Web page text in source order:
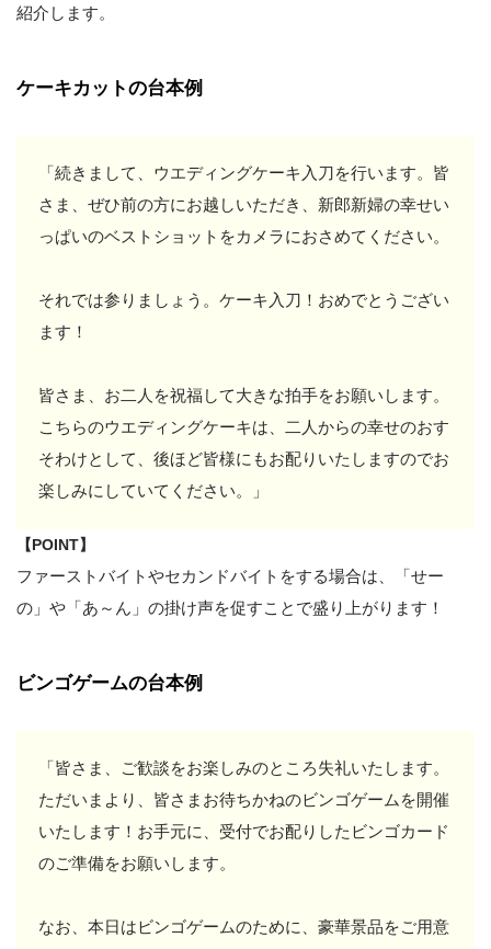
紹介します。
ケーキカットの台本例
「続きまして、ウエディングケーキ入刀を行います。皆
さま、ぜひ前の方にお越しいただき、新郎新婦の幸せい
っぱいのベストショットをカメラにおさめてください。
それでは参りましょう。ケーキ入刀！おめでとうござい
ます！
皆さま、お二人を祝福して大きな拍手をお願いします。
こちらのウエディングケーキは、二人からの幸せのおす
そわけとして、後ほど皆様にもお配りいたしますのでお
楽しみにしていてください。」
【POINT】
ファーストバイトやセカンドバイトをする場合は、「せー
の」や「あ～ん」の掛け声を促すことで盛り上がります！
ビンゴゲームの台本例
「皆さま、ご歓談をお楽しみのところ失礼いたします。
ただいまより、皆さまお待ちかねのビンゴゲームを開催
いたします！お手元に、受付でお配りしたビンゴカード
のご準備をお願いします。
なお、本日はビンゴゲームのために、豪華景品をご用意